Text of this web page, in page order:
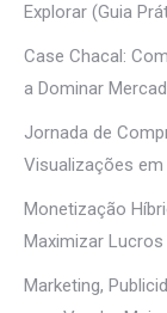
Explorar (Guia
Case Chacal:
a Dominar
Jornada de
Visualizações em
Monetização
Maximizar Lucros
Marketing,